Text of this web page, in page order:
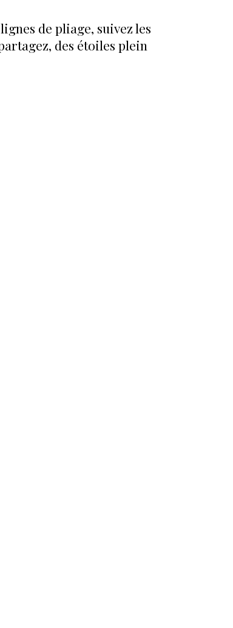
de pliage, suivez les
des étoiles plein